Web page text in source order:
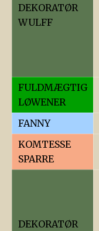
DEKORATØR
WULFF
FULDMÆGTIG
LØWENER
FANNY
KOMTESSE
SPARRE
DEKORATØR